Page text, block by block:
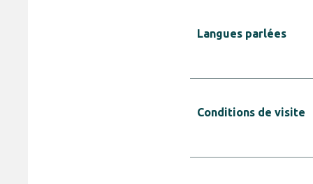
Langues parlées
Conditions de visite